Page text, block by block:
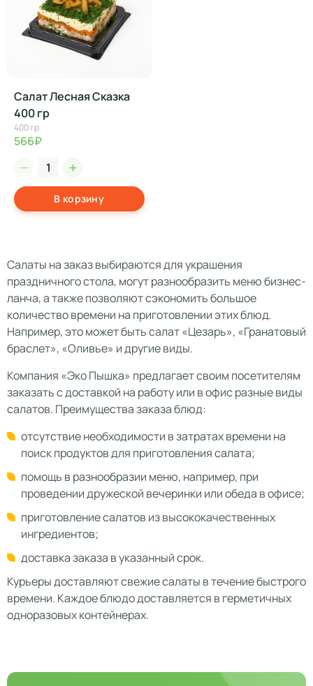
Салат Лесная Сказка
400 гр
400 гр
566₽
В корзину
Салаты на заказ выбираются для украшения
праздничного стола, могут разнообразить меню бизнес-
ланча, а также позволяют сэкономить большое
количество времени на приготовлении этих блюд.
Например, это может быть салат «Цезарь», «Гранатовый
браслет», «Оливье» и другие виды.
Компания «Эко Пышка» предлагает своим посетителям
заказать с доставкой на работу или в офис разные виды
салатов. Преимущества заказа блюд:
отсутствие необходимости в затратах времени на
поиск продуктов для приготовления салата;
помощь в разнообразии меню, например, при
проведении дружеской вечеринки или обеда в офисе;
приготовление салатов из высококачественных
ингредиентов;
доставка заказа в указанный срок.
Курьеры доставляют свежие салаты в течение быстрого
времени. Каждое блюдо доставляется в герметичных
одноразовых контейнерах.